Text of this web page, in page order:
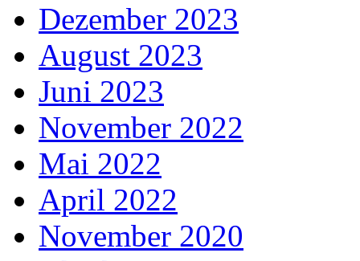
Dezember 2023
August 2023
Juni 2023
November 2022
Mai 2022
April 2022
November 2020